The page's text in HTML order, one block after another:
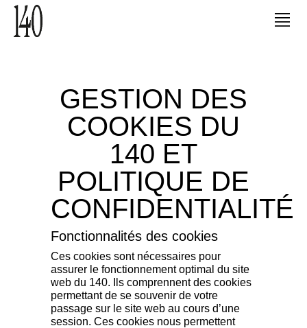
GESTION DES
COOKIES DU
140 ET
POLITIQUE DE
CONFIDENTIALITÉ
Fonctionnalités des cookies
Ces cookies sont nécessaires pour
assurer le fonctionnement optimal du site
web du 140. Ils comprennent des cookies
permettant de se souvenir de votre
passage sur le site web au cours d’une
session. Ces cookies nous permettent